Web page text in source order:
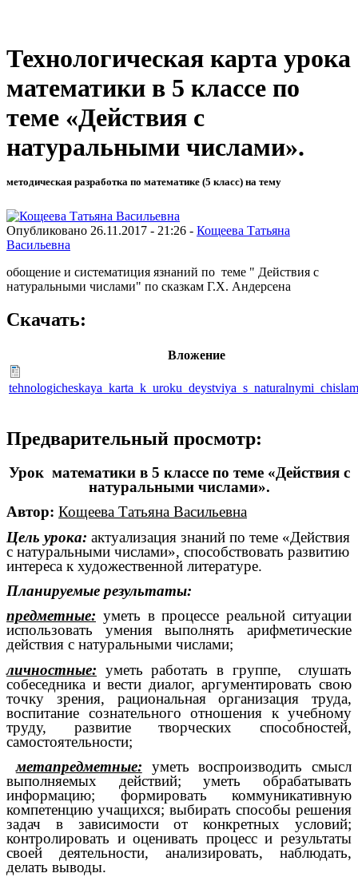
Технологическая карта урока
математики в 5 классе по
теме «Действия с
натуральными числами».
методическая разработка по математике (5 класс) на тему
Опубликовано 26.11.2017 - 21:26 - Кощеева Татьяна
Васильевна
обощение и систематиция язнаний по теме " Действия с
натуральными числами" по сказкам Г.Х. Андерсена
Скачать:
Вложение
Предварительный просмотр:
Урок математики в 5 классе по теме «Действия с
натуральными числами».
Автор: Кощеева Татьяна Васильевна
Цель урока: актуализация знаний по теме «Действия
с натуральными числами», способствовать развитию
интереса к художественной литературе.
Планируемые результаты:
предметные: уметь в процессе реальной ситуации
использовать умения выполнять арифметические
действия с натуральными числами;
личностные: уметь работать в группе, слушать
собеседника и вести диалог, аргументировать свою
точку зрения, рациональная организация труда,
воспитание сознательного отношения к учебному
труду, развитие творческих способностей,
самостоятельности;
метапредметные: уметь воспроизводить смысл
выполняемых действий; уметь обрабатывать
информацию; формировать коммуникативную
компетенцию учащихся; выбирать способы решения
задач в зависимости от конкретных условий;
контролировать и оценивать процесс и результаты
своей деятельности, анализировать, наблюдать,
делать выводы.